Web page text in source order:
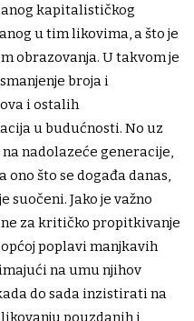
kapitalističkog
u tim likovima, a što je
obrazovanja. U takvom je
broja i
i ostalih
u budućnosti. No uz
nadolazeće generacije,
što se događa danas,
suočeni. Jako je važno
za kritičko propitkivanje
poplavi manjkavih
na umu njihov
do sada inzistirati na
pouzdanih i